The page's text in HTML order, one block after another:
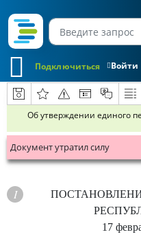
Войти
Подключиться
Об утверждении единого
Документ утратил силу
17